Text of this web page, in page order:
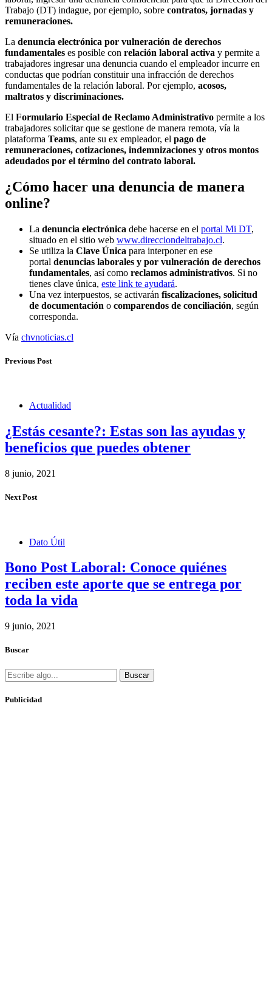
Trabajo (DT) indague, por ejemplo, sobre contratos, jornadas y
remuneraciones.
La denuncia electrónica por vulneración de derechos
fundamentales es posible con relación laboral activa y permite a
trabajadores ingresar una denuncia cuando el empleador incurre en
conductas que podrían constituir una infracción de derechos
fundamentales de la relación laboral. Por ejemplo, acosos,
maltratos y discriminaciones.
El Formulario Especial de Reclamo Administrativo permite a los
trabajadores solicitar que se gestione de manera remota, vía la
plataforma Teams, ante su ex empleador, el pago de
remuneraciones, cotizaciones, indemnizaciones y otros montos
adeudados por el término del contrato laboral.
¿Cómo hacer una denuncia de manera
online?
La denuncia electrónica debe hacerse en el portal Mi DT,
situado en el sitio web www.direcciondeltrabajo.cl.
Se utiliza la Clave Única para interponer en ese
portal denuncias laborales y por vulneración de derechos
fundamentales, así como reclamos administrativos. Si no
tienes clave única, este link te ayudará.
Una vez interpuestos, se activarán fiscalizaciones, solicitud
de documentación o comparendos de conciliación, según
corresponda.
Vía chvnoticias.cl
Previous Post
Actualidad
¿Estás cesante?: Estas son las ayudas y
beneficios que puedes obtener
8 junio, 2021
Next Post
Dato Útil
Bono Post Laboral: Conoce quiénes
reciben este aporte que se entrega por
toda la vida
9 junio, 2021
Buscar
Buscar
Publicidad